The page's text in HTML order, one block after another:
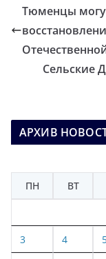
Тюменцы
Сельские
АРХИВ
ПН
ВТ
3 4